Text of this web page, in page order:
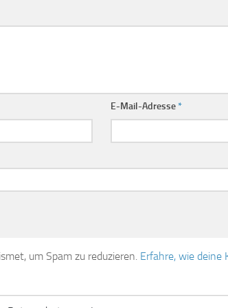
E-Mail-Adresse*
um Spam zu reduzieren. Erfahre, wie deine